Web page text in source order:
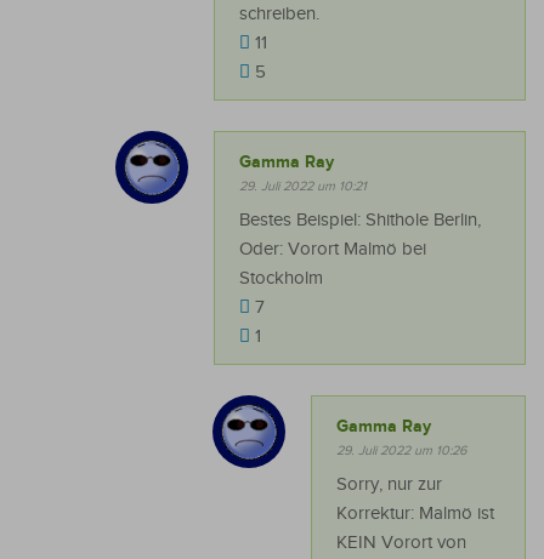
schreiben.
11
5
Gamma Ray
29. Juli 2022 um 10:21
Bestes Beispiel: Shithole Berlin,
Oder: Vorort Malmö bei
Stockholm
7
1
Gamma Ray
29. Juli 2022 um 10:26
Sorry, nur zur
Korrektur: Malmö ist
KEIN Vorort von